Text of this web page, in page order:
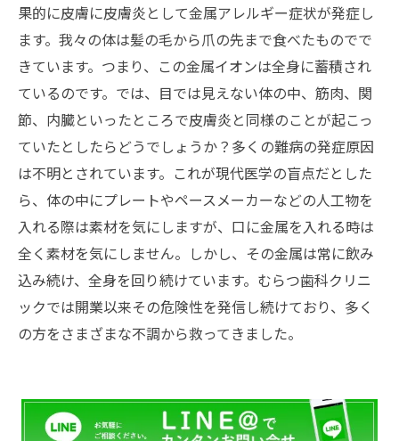
果的に皮膚に皮膚炎として金属アレルギー症状が発症し
ます。我々の体は髪の毛から爪の先まで食べたものでで
きています。つまり、この金属イオンは全身に蓄積され
ているのです。では、目では見えない体の中、筋肉、関
節、内臓といったところで皮膚炎と同様のことが起こっ
ていたとしたらどうでしょうか？多くの難病の発症原因
は不明とされています。これが現代医学の盲点だとした
ら、体の中にプレートやペースメーカーなどの人工物を
入れる際は素材を気にしますが、口に金属を入れる時は
全く素材を気にしません。しかし、その金属は常に飲み
込み続け、全身を回り続けています。むらつ歯科クリニ
ックでは開業以来その危険性を発信し続けており、多く
の方をさまざまな不調から救ってきました。